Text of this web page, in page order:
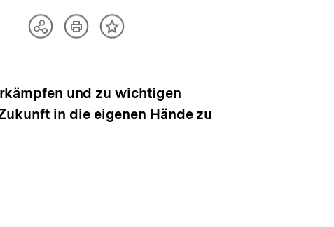
TeilenArtikelInhalt
und zu wichtigen
in die eigenen Hände zu